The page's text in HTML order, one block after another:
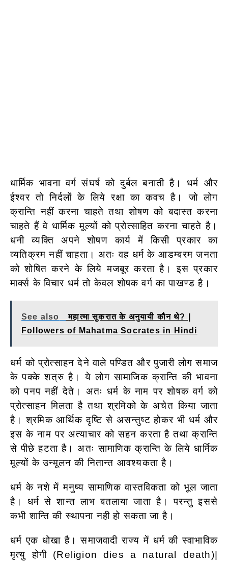
धार्मिक भावना वर्ग संघर्ष को दुर्बल बनाती है। धर्म और
ईश्वर तो निर्दलों के लिये रक्षा का कवच है। जो लोग
क्रान्ति नहीं करना चाहते तथा शोषण को बदास्त करना
चाहते हैं वे धार्मिक मूल्यों को प्रोत्साहित करना चाहते है।
धनी व्यक्ति अपने शोषण कार्य में किसी प्रकार का
व्यतिक्रम नहीं चाहता। अतः वह धर्म के आडम्बरम जनता
को शोषित करने के लिये मजबूर करता है। इस प्रकार
मार्क्स के विचार धर्म तो केवल शोषक वर्ग का पाखण्ड है।
See also
महात्मा सुकरात के अनुयायी कौन थे? |
Followers of Mahatma Socrates in Hindi
धर्म को प्रोत्साहन देने वाले पण्डित और पुजारी लोग समाज
के पक्के शत्रु है। ये लोग सामाजिक क्रान्ति की भावना
को पनप नहीं देते। अतः धर्म के नाम पर शोषक वर्ग को
प्रोत्साहन मिलता है तथा श्रमिको के अचेत किया जाता
है। श्रमिक आर्थिक दृष्टि से असन्तुष्ट होकर भी धर्म और
इस के नाम पर अत्याचार को सहन करता है तथा क्रान्ति
से पीछे हटता है। अतः सामाणिक क्रान्ति के लिये धार्मिक
मूल्यों के उन्मूलन की नितान्त आवश्यकता है।
धर्म के नशे में मनुष्य सामाणिक वास्तविकता को भूल जाता
है। धर्म से शान्त लाभ बतलाया जाता है। परन्तु इससे
कभी शान्ति की स्थापना नही हो सकता जा है।
धर्म एक धोखा है। समाजवादी राज्य में धर्म की स्वाभाविक
मृत्यु होगी (Religion dies a natural death)|